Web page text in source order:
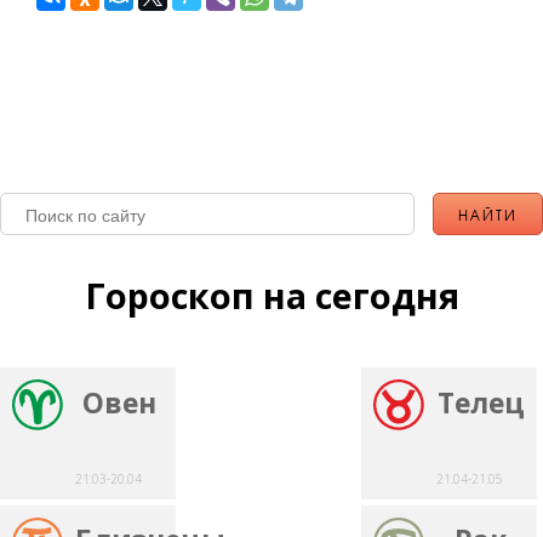
Гороскоп на сегодня
Овен
21.03-20.04
Телец
21.04-21.05